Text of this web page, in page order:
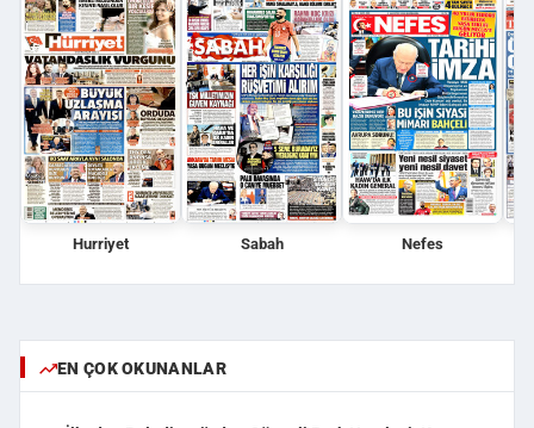
Hurriyet Sabah Nefes
EN ÇOK OKUNANLAR